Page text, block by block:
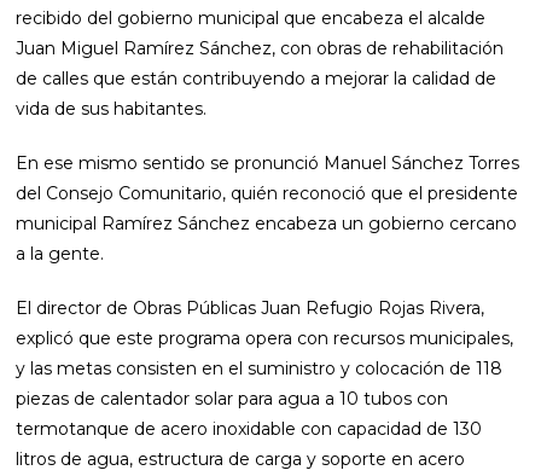
recibido del gobierno municipal que encabeza el alcalde
Juan Miguel Ramírez Sánchez, con obras de rehabilitación
de calles que están contribuyendo a mejorar la calidad de
vida de sus habitantes.
En ese mismo sentido se pronunció Manuel Sánchez Torres
del Consejo Comunitario, quién reconoció que el presidente
municipal Ramírez Sánchez encabeza un gobierno cercano
a la gente.
El director de Obras Públicas Juan Refugio Rojas Rivera,
explicó que este programa opera con recursos municipales,
y las metas consisten en el suministro y colocación de 118
piezas de calentador solar para agua a 10 tubos con
termotanque de acero inoxidable con capacidad de 130
litros de agua, estructura de carga y soporte en acero